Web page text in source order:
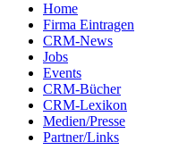
Home
Firma Eintragen
CRM-News
Jobs
Events
CRM-Bücher
CRM-Lexikon
Medien/Presse
Partner/Links